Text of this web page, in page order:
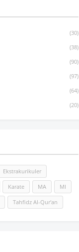
(30)
(38)
(90)
(97)
(64)
(20)
Ekstrakurikuler
Karate MA MI
Tahfidz Al-Qur'an